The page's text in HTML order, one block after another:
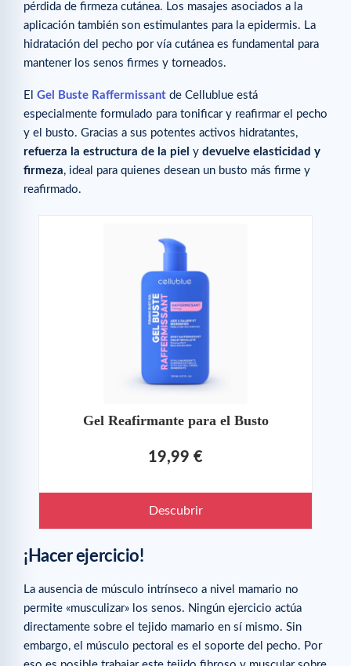
pérdida de firmeza cutánea. Los masajes asociados a la
aplicación también son estimulantes para la epidermis. La
hidratación del pecho por vía cutánea es fundamental para
mantener los senos firmes y torneados.
El Gel Buste Raffermissant de Cellublue está
especialmente formulado para tonificar y reafirmar el pecho
y el busto. Gracias a sus potentes activos hidratantes,
refuerza la estructura de la piel y devuelve elasticidad y
firmeza, ideal para quienes desean un busto más firme y
reafirmado.
Gel Reafirmante para el Busto
19,99 €
Descubrir
¡Hacer ejercicio!
La ausencia de músculo intrínseco a nivel mamario no
permite «musculizar» los senos. Ningún ejercicio actúa
directamente sobre el tejido mamario en sí mismo. Sin
embargo, el músculo pectoral es el soporte del pecho. Por